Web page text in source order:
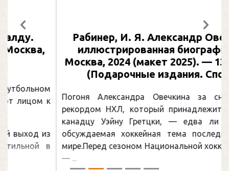
Рабинер, И. Я. Александр Овечкин :
иллюстрированная биография. —
Москва, 2024 (макет 2025). — 133, [2] с.
(Подарочные издания. Спорт)
Погоня Александра Овечкина за снайперским
рекордом НХЛ, который принадлежит великому
канадцу Уэйну Гретцки, — едва ли не самая
обсуждаемая хоккейная тема последних лет в
мире.Перед сезоном Национальной хоккейной лиги
Предыдущий